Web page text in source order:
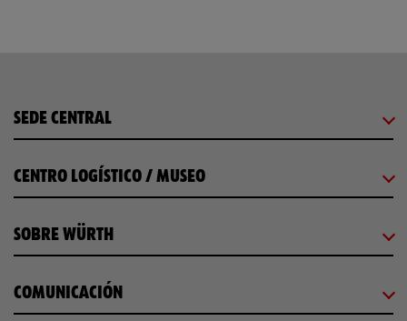
SEDE CENTRAL
CENTRO LOGÍSTICO / MUSEO
SOBRE WÜRTH
COMUNICACIÓN